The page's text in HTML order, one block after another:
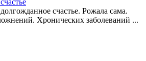
счастье. Рожала сама.
Хронических заболеваний ...